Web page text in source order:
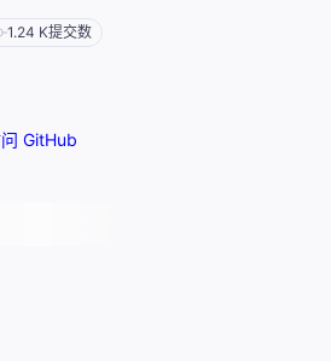
1.24 K提交数
GitHub